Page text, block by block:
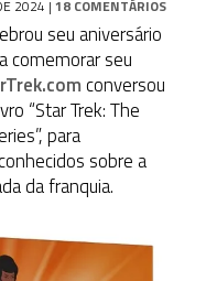
2024 | 18 COMENTÁRIOS
seu aniversário
comemorar seu
conversou
“Star Trek: The
para
sobre a
da franquia.